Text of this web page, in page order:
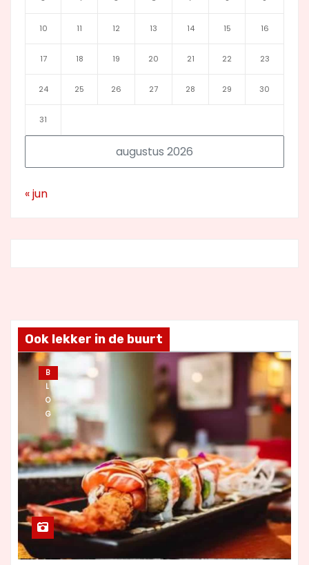
augustus 2026
10 11 12 13 14 15 16
17 18 19 20 21 22 23
24 25 26 27 28 29 30
31
« jun
Ook lekker in de buurt
B
L
O
G